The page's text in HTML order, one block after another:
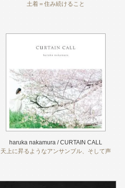
土着＝住み続けること
haruka nakamura / CURTAIN CALL
天上に昇るようなアンサンブル、そして声